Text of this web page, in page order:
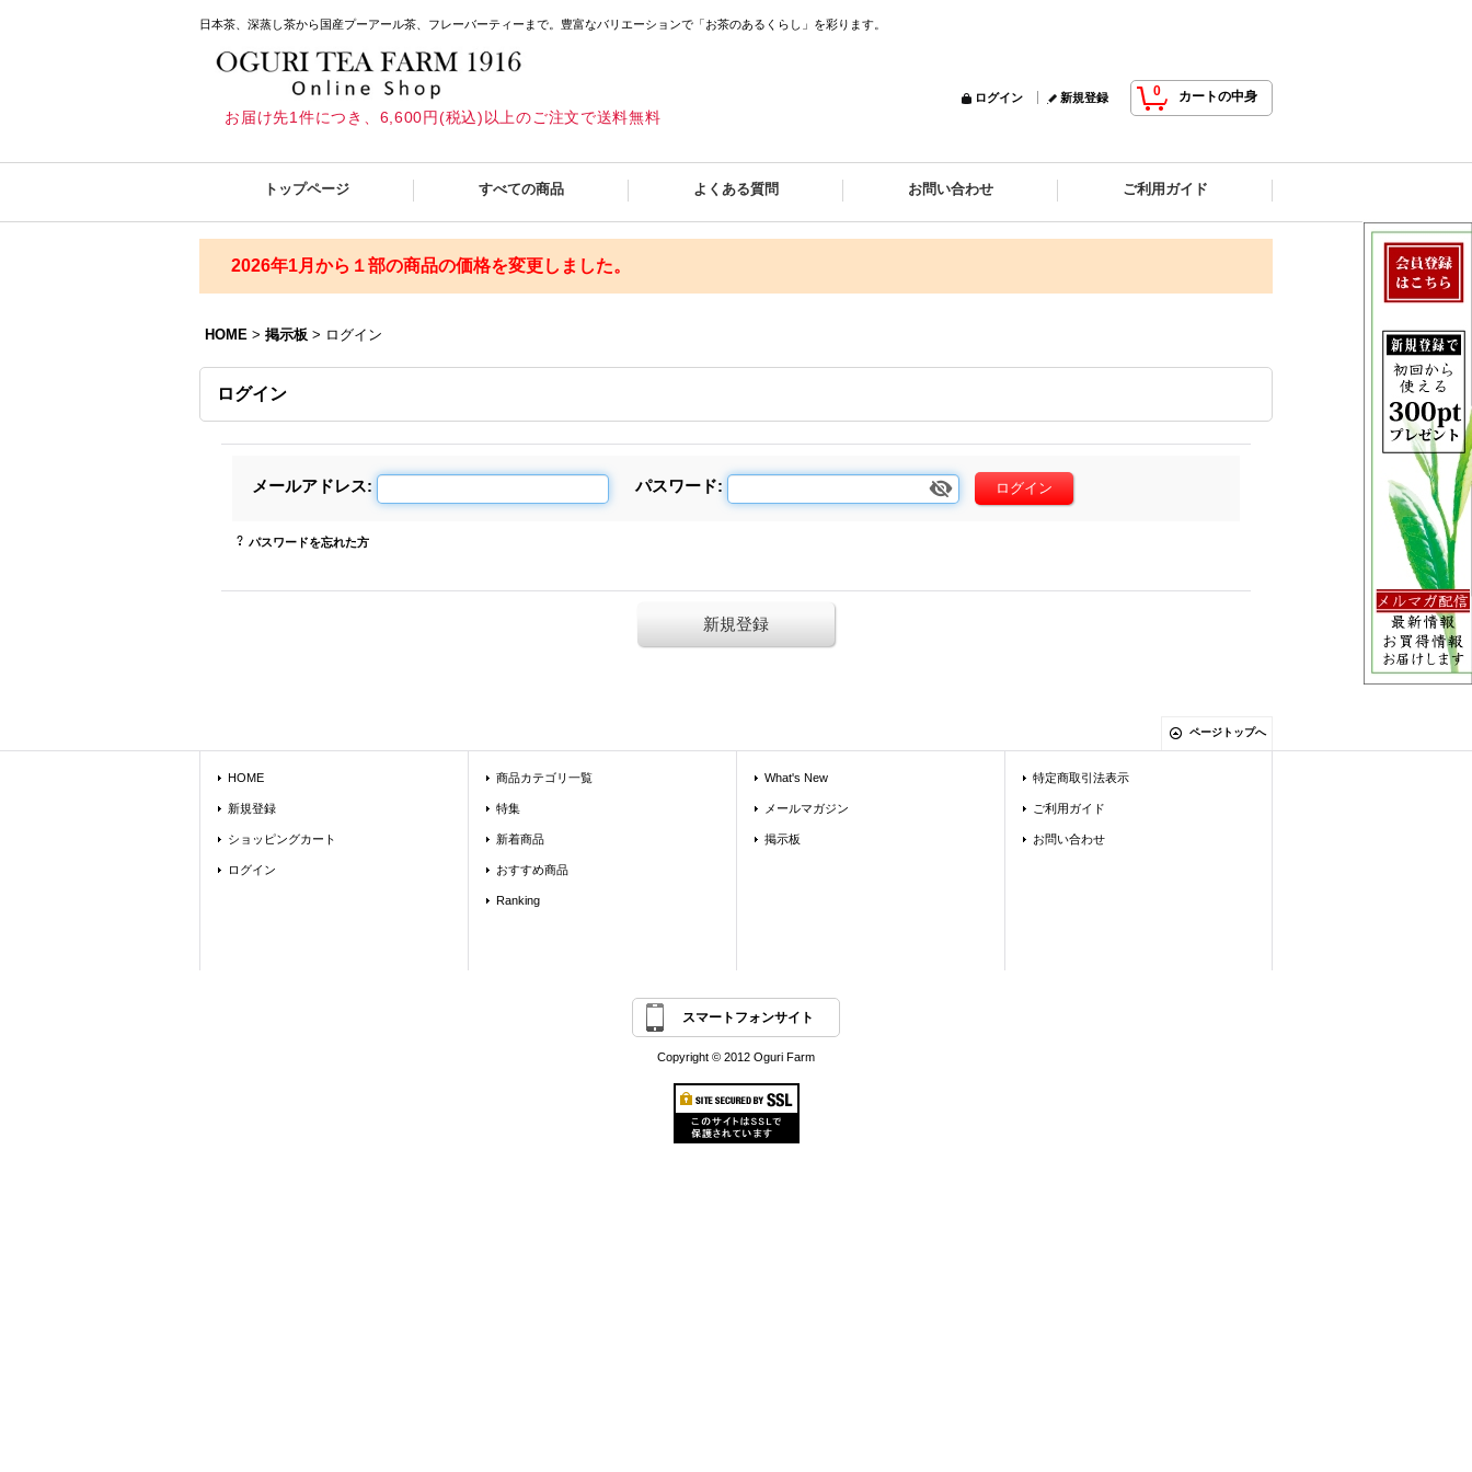
日本茶、深蒸し茶から国産プーアール茶、フレーバーティーまで。豊富なバリエーションで「お茶のあるくらし」を彩ります。
お届け先1件につき、6,600円(税込)以上のご注文で送料無料
0 カートの中身
ログイン 新規登録
トップページ すべての商品 よくある質問 お問い合わせ ご利用ガイド
2026年1月から１部の商品の価格を変更しました。
HOME > 掲示板 > ログイン
ログイン
メールアドレス: パスワード:
パスワードを忘れた方
新規登録
ページトップへ
HOME
新規登録
ショッピングカート
ログイン
商品カテゴリ一覧
特集
新着商品
おすすめ商品
Ranking
What's New
メールマガジン
掲示板
特定商取引法表示
ご利用ガイド
お問い合わせ
スマートフォンサイト
Copyright © 2012 Oguri Farm